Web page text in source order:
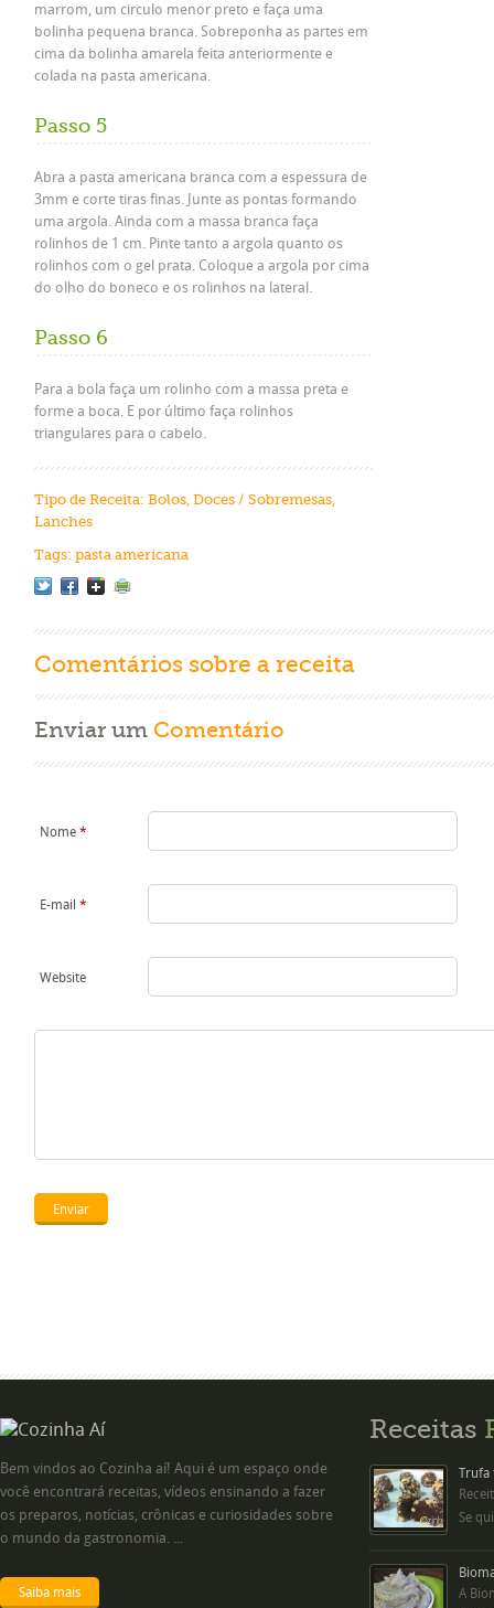
marrom, um circulo menor preto e faça uma
bolinha pequena branca. Sobreponha as partes em
cima da bolinha amarela feita anteriormente e
colada na pasta americana.
Passo 5
Abra a pasta americana branca com a espessura de
3mm e corte tiras finas. Junte as pontas formando
uma argola. Ainda com a massa branca faça
rolinhos de 1 cm. Pinte tanto a argola quanto os
rolinhos com o gel prata. Coloque a argola por cima
do olho do boneco e os rolinhos na lateral.
Passo 6
Para a bola faça um rolinho com a massa preta e
forme a boca. E por último faça rolinhos
triangulares para o cabelo.
Tipo de Receita: Bolos, Doces / Sobremesas,
Lanches
Tags: pasta americana
Comentários sobre a receita
Enviar um Comentário
Nome *
E-mail *
Website
Bem vindos ao Cozinha aí! Aqui é um espaço onde
você encontrará receitas, vídeos ensinando a fazer
os preparos, notícias, crônicas e curiosidades sobre
o mundo da gastronomia. ...
Saiba mais
Receitas
Trufa
Se
A